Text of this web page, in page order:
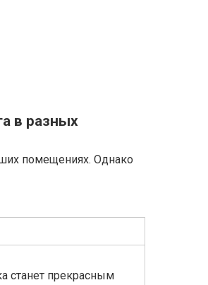
в разных
помещениях. Однако
станет прекрасным